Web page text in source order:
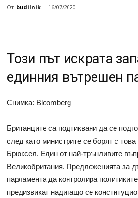
От budilnik - 16/07/2020
Този път искрата
единния вътрешен
Снимка: Bloomberg
Британците са подтиквани да се
след като министрите се борят с
Брюксел. Един от най-трънливите
Великобритания. Предложенията за
парламента да контролира
предизвикат надигащо се